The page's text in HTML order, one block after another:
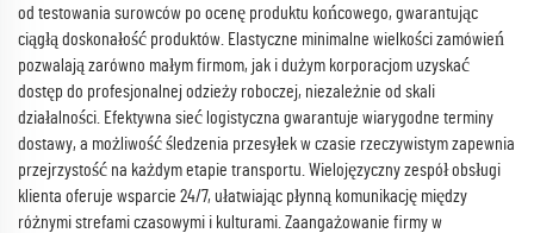
od testowania surowców po ocenę produktu końcowego, gwarantując
ciągłą doskonałość produktów. Elastyczne minimalne wielkości zamówień
pozwalają zarówno małym firmom, jak i dużym korporacjom uzyskać
dostęp do profesjonalnej odzieży roboczej, niezależnie od skali
działalności. Efektywna sieć logistyczna gwarantuje wiarygodne terminy
dostawy, a możliwość śledzenia przesyłek w czasie rzeczywistym zapewnia
przejrzystość na każdym etapie transportu. Wielojęzyczny zespół obsługi
klienta oferuje wsparcie 24/7, ułatwiając płynną komunikację między
różnymi strefami czasowymi i kulturami. Zaangażowanie firmy w